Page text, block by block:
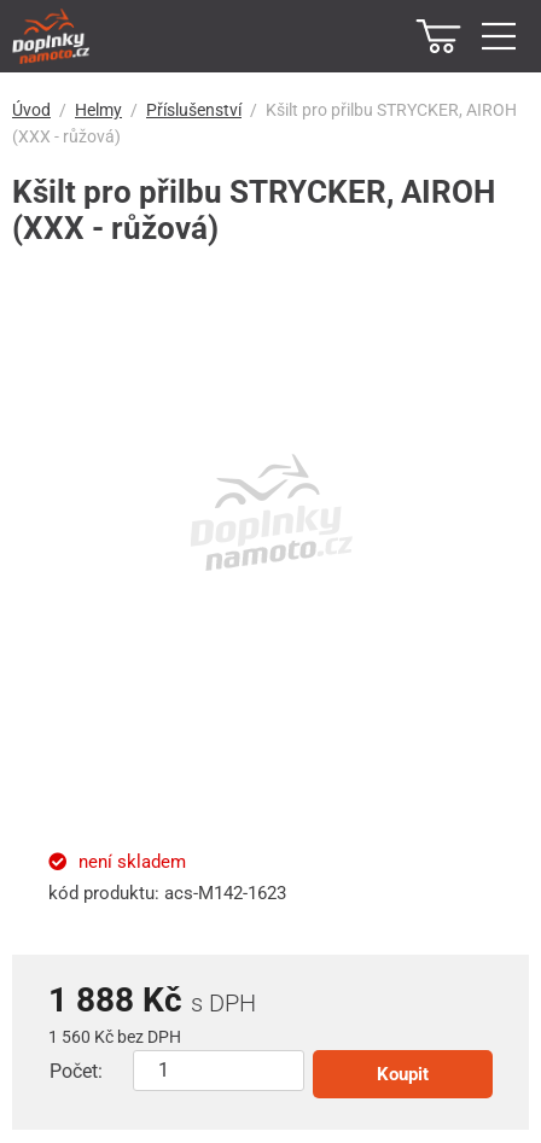
Úvod Helmy Příslušenství
Kšilt pro přilbu STRYCKER, AIROH
(XXX - růžová)
Kšilt pro přilbu STRYCKER, AIROH
(XXX - růžová)
není skladem
kód produktu: acs-M142-1623
1 888 Kč s DPH
1 560 Kč bez DPH
Počet: Koupit